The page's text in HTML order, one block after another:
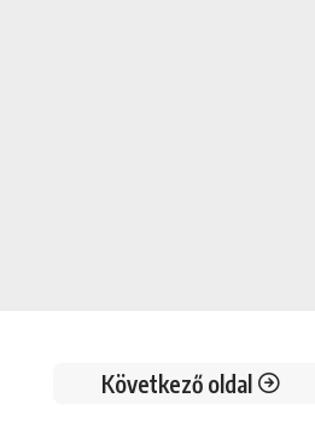
Következő oldal